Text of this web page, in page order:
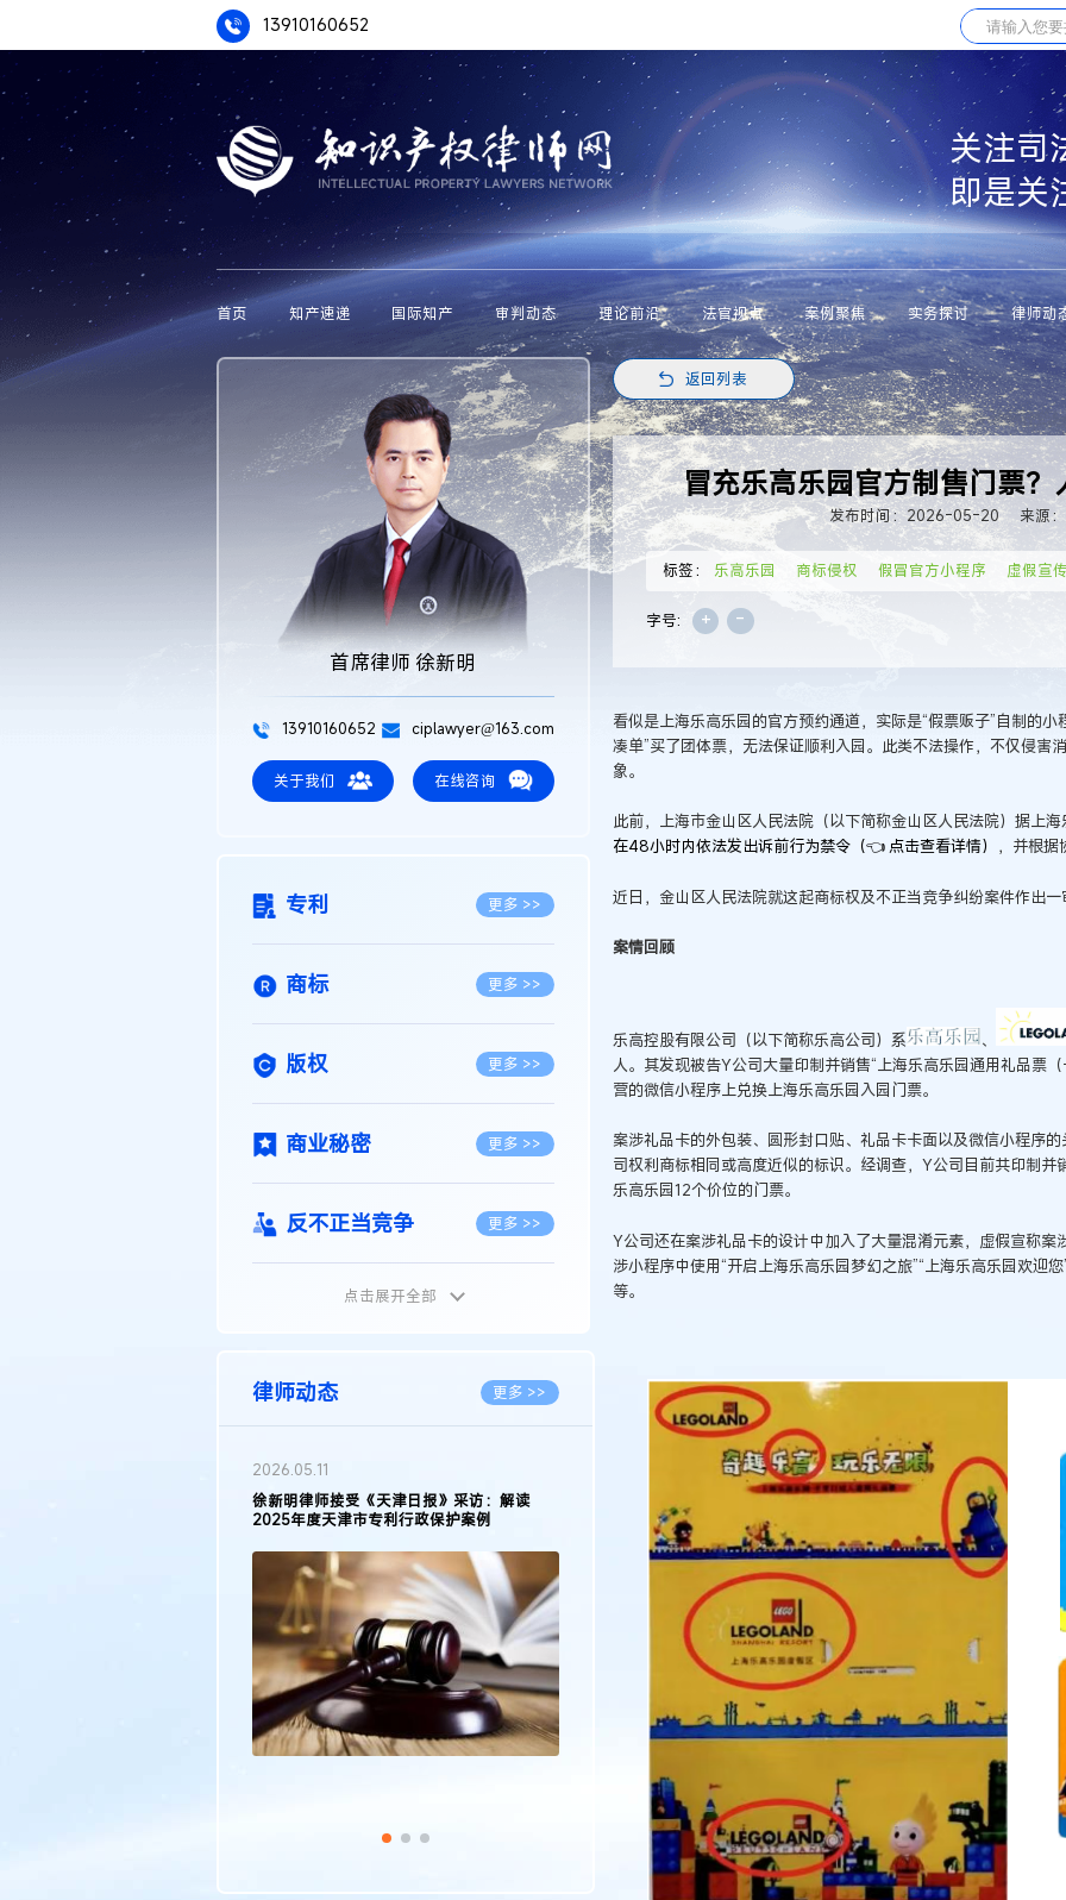
13910160652
关注司
即是关
首页 知产速递 国际知产 审判动态 理论前沿 法官视点 案例聚焦 实务探讨 律师动
首席律师 徐新明
13910160652 ciplawyer@163.com
关于我们 在线咨询
专利 更多 >>
商标 更多 >>
版权 更多 >>
商业秘密 更多 >>
反不正当竞争 更多 >>
植物新品种
地理标志 更多 >>
集成电路布图设计
传统文化 更多 >>
点击展开全部
律师动态 更多 >>
2026.03.09
著名知识产权律师徐新明接受《中国经营
报》采访：技术革新下知识产权保护面临新
徐新明律师经典案例：刘某与西安某生物科
技有限公司技术合作开发合同纠纷案
返回列表
冒充乐高乐园官方制售门票
发布时间：2026-05-20 来源
标签： 乐高乐园 商标侵权 假冒官方小程序 虚假宣
字号: + -
看似是上海乐高乐园的官方预约通道，实际是“假票贩子”自制的
凑单”买了团体票，无法保证顺利入园。此类不法操作，不仅侵害
象。
此前，上海市金山区人民法院（以下简称金山区人民法院）据上
在48小时内依法发出诉前行为禁令（👈 点击查看详情）
，并根据
近日，金山区人民法院就这起商标权及不正当竞争纠纷案件作出一
案情回顾
乐高控股有限公司（以下简称乐高公司）系
、
人。其发现被告Y公司大量印制并销售“上海乐高乐园通用礼品票
营的微信小程序上兑换上海乐高乐园入园门票。
案涉礼品卡的外包装、圆形封口贴、礼品卡卡面以及微信小程序
司权利商标相同或高度近似的标识。经调查，Y公司目前共印制
乐高乐园12个价位的门票。
Y公司还在案涉礼品卡的设计中加入了大量混淆元素，虚假宣称案
涉小程序中使用“开启上海乐高乐园梦幻之旅”“上海乐高乐园欢迎
等。